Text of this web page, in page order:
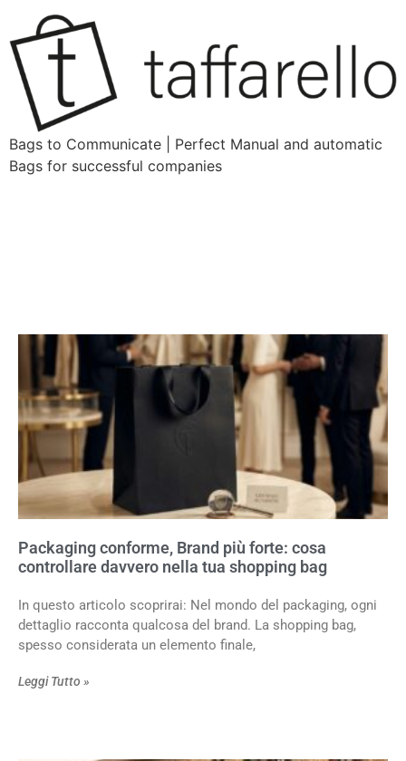
Bags to Communicate | Perfect Manual and automatic
Bags for successful companies
Packaging conforme, Brand più forte: cosa
controllare davvero nella tua shopping bag
In questo articolo scoprirai: Nel mondo del packaging, ogni
dettaglio racconta qualcosa del brand. La shopping bag,
spesso considerata un elemento finale,
Leggi Tutto »